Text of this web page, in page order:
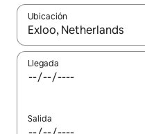
Ubicación
Cuando los resultados
Llegada
Salida